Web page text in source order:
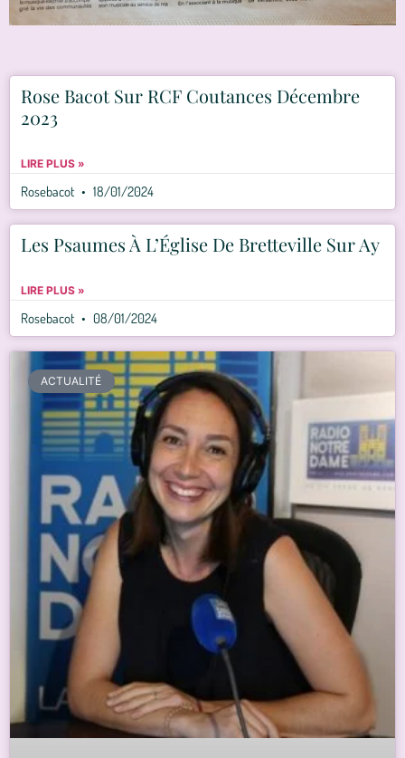
Rose Bacot Sur RCF Coutances Décembre
2023
LIRE PLUS »
Rosebacot 18/01/2024
Les Psaumes À L’Église De Bretteville Sur Ay
LIRE PLUS »
Rosebacot 08/01/2024
ACTUALITÉ